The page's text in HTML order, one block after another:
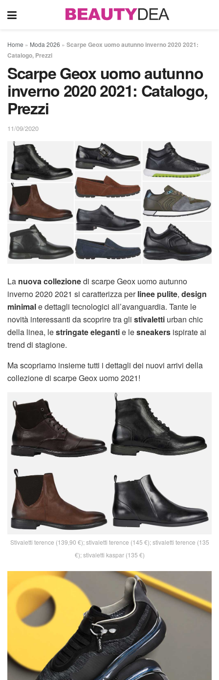
Home » Moda 2026 » Scarpe Geox uomo autunno inverno 2020 2021:
Catalogo, Prezzi
Scarpe Geox uomo autunno
inverno 2020 2021: Catalogo,
Prezzi
11/09/2020
La nuova collezionedi scarpe Geox uomo autunno
inverno 2020 2021 si caratterizza perlinee pulite, design
minimale dettagli tecnologici all’avanguardia. Tante le
novità interessanti da scoprire tra gli stivaletti urban chic
della linea, lestringate elegantie lesneakers ispirate ai
trend di stagione.
Ma scopriamo insieme tutti i dettagli dei nuovi arrivi della
collezione di scarpe Geox uomo 2021!
Stivaletti terence (139,90 €); stivaletti terence (145 €); stivaletti terence (135
€); stivaletti kaspar (135 €)